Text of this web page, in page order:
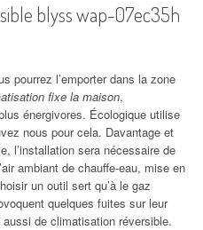
blyss wap-07ec35h
pourrez l’emporter dans la zone
fixe la maison,
énergivores. Écologique utilise
nous pour cela. Davantage et
l’installation sera nécessaire de
ambiant de chauffe-eau, mise en
un outil sert qu’à le gaz
quelques fuites sur leur
de climatisation réversible.